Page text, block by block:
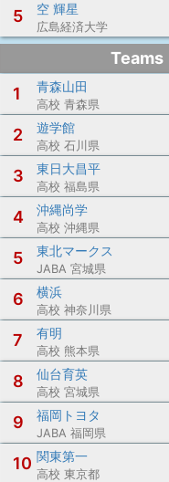
三ゴ
5 空 輝星
広島経済大学
Teams
1
青森山田
高校 青森県
2 遊学館
高校 石川県
3 東日大昌平
高校 福島県
4 沖縄尚学
高校 沖縄県
5 東北マークス
JABA 宮城県
6 横浜
高校 神奈川県
7 有明
高校 熊本県
8 仙台育英
高校 宮城県
9 福岡トヨタ
JABA 福岡県
10 関東第一
高校 東京都